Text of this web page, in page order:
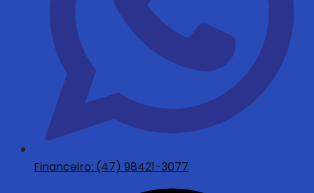
Financeiro: (47) 98421-3077